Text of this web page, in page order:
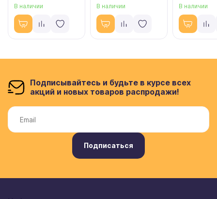
В наличии В наличии В наличии
Подписывайтесь и будьте в курсе всех
акций и новых товаров распродажи!
Подписаться